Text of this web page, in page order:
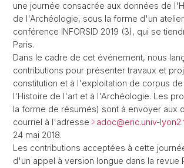
une journée consacrée aux données de
de l'Archéologie, sous la forme d'un
conférence INFORSID 2019 (3), qui se
Paris.
Dans le cadre de cet événement, nous
contributions pour présenter travaux et
constitution et à l'exploitation de corpus
l'Histoire de l'art et à l'Archéologie. Les
la forme de résumés) sont à envoyer aux
courriel à l'adresse
adoc@eric.univ-
24 mai 2018.
Les contributions acceptées à cette
d'un appel à version longue dans la revue